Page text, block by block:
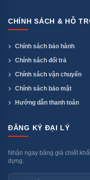
5,32 kWh nhiệt
Samsung 17%. Đây
TCVN đo cả năm —
6 Điểm Nổi
1 — Hybrid
Công Nghệ 2
Hybrid Inverter
CHÍNH SÁCH & HỖ
Chính sách bảo hành
Chính sách đổi trả
Chính sách vận chuyển
Chính sách bảo mật
Hướng dẫn thanh toán
ĐĂNG KÝ ĐẠI LÝ
Nhận ngay bảng giá chiết
dựng.